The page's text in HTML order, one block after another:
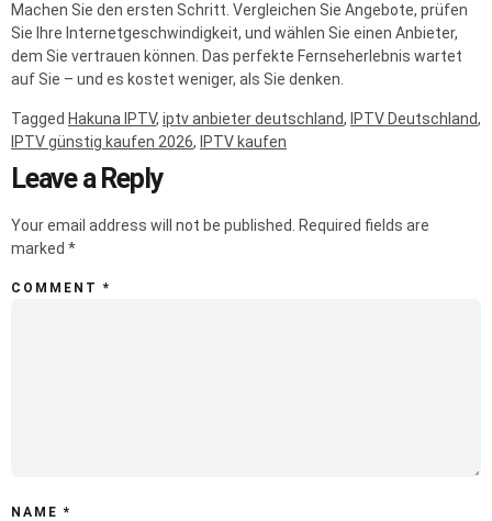
Machen Sie den ersten Schritt. Vergleichen Sie Angebote, prüfen
Sie Ihre Internetgeschwindigkeit, und wählen Sie einen Anbieter,
dem Sie vertrauen können. Das perfekte Fernseherlebnis wartet
auf Sie – und es kostet weniger, als Sie denken.
Tagged Hakuna IPTV, iptv anbieter deutschland, IPTV Deutschland,
IPTV günstig kaufen 2026, IPTV kaufen
Leave a Reply
Your email address will not be published.
Required fields are
marked *
COMMENT *
NAME *